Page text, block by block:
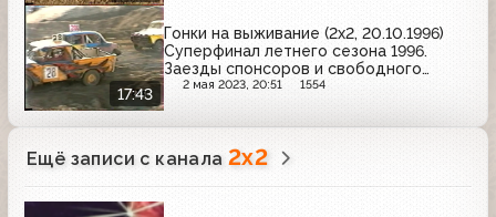
17:43
Гонки на выживание (2x2, 20.10.1996)
Суперфинал летнего сезона 1996.
Заезды спонсоров и свободного
класса (фрагмент)
2 мая 2023, 20:51 1554
Ещё записи с канала 2x2